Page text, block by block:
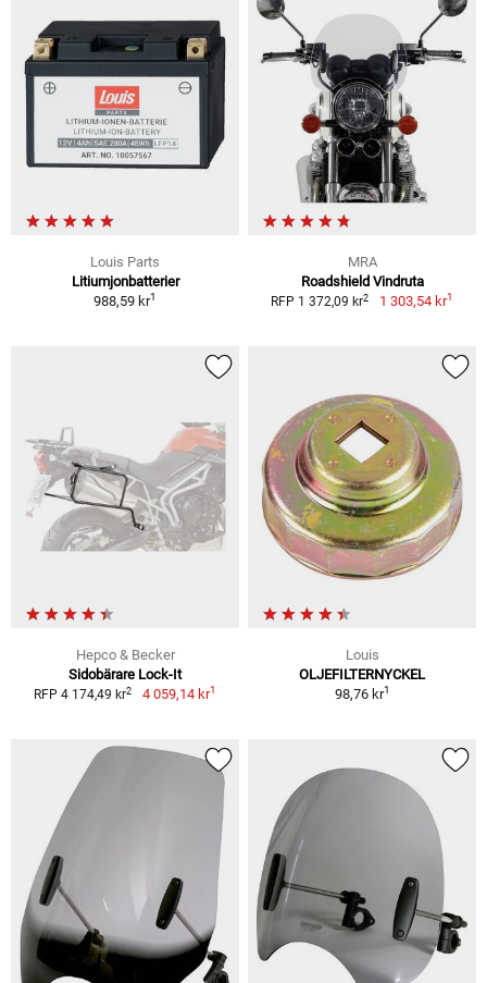
Louis Parts
Litiumjonbatterier
988,59 kr1
MRA
Roadshield Vindruta
RFP 1 372,09 kr2 1 303,54 kr1
Hepco & Becker
Sidobärare Lock-It
RFP 4 174,49 kr2 4 059,14 kr1
Louis
OLJEFILTERNYCKEL
98,76 kr1